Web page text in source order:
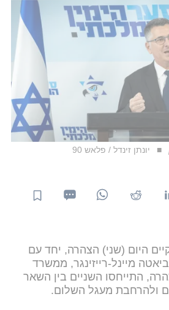
יונתן זינדל / פלאש 90
היום (שני) הצהרה, יחד עם
מיינל-רייזינגר, ממשרד
התייחסו השניים בין השאר
ולהרחבת מעגל השלום.